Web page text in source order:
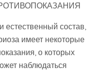
естественный состав,
имеет некоторые
о которых
наблюдаться